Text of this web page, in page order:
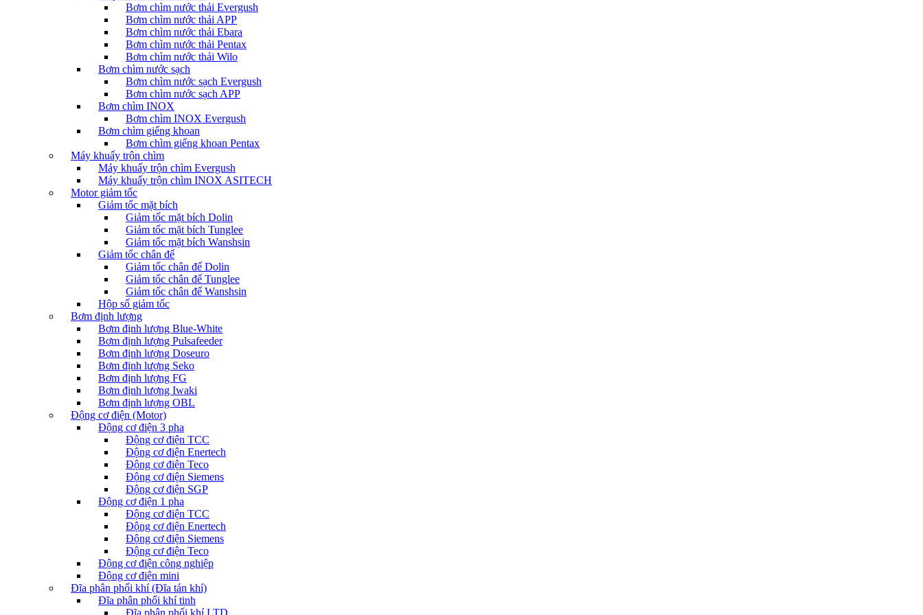
Bơm chìm nước thải Evergush
Bơm chìm nước thải APP
Bơm chìm nước thải Ebara
Bơm chìm nước thải Pentax
Bơm chìm nước thải Wilo
Bơm chìm nước sạch
Bơm chìm nước sạch Evergush
Bơm chìm nước sạch APP
Bơm chìm INOX
Bơm chìm INOX Evergush
Bơm chìm giếng khoan
Bơm chìm giếng khoan Pentax
Máy khuấy trộn chìm
Máy khuấy trộn chìm Evergush
Máy khuấy trộn chìm INOX ASITECH
Motor giảm tốc
Giảm tốc mặt bích
Giảm tốc mặt bích Dolin
Giảm tốc mặt bích Tunglee
Giảm tốc mặt bích Wanshsin
Giảm tốc chân đế
Giảm tốc chân đế Dolin
Giảm tốc chân đế Tunglee
Giảm tốc chân đế Wanshsin
Hộp số giảm tốc
Bơm định lượng
Bơm định lượng Blue-White
Bơm định lượng Pulsafeeder
Bơm định lượng Doseuro
Bơm định lượng Seko
Bơm định lượng FG
Bơm định lượng Iwaki
Bơm định lượng OBL
Động cơ điện (Motor)
Động cơ điện 3 pha
Động cơ điện TCC
Động cơ điện Enertech
Động cơ điện Teco
Động cơ điện Siemens
Động cơ điện SGP
Động cơ điện 1 pha
Động cơ điện TCC
Động cơ điện Enertech
Động cơ điện Siemens
Động cơ điện Teco
Động cơ điện công nghiệp
Động cơ điện mini
Đĩa phân phối khí (Đĩa tán khí)
Đĩa phân phối khí tinh
Đĩa phân phối khí LTD